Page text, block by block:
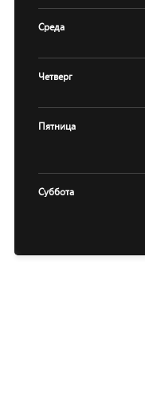
Среда
Четверг
Пятница
Суббота